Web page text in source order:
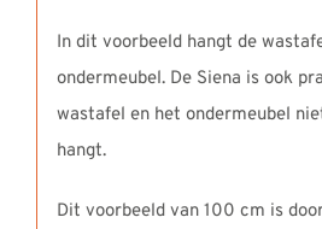
In dit voorbeeld hangt de
ondermeubel. De Siena is ook
wastafel en het ondermeubel
hangt.
Dit voorbeeld van 100 cm is